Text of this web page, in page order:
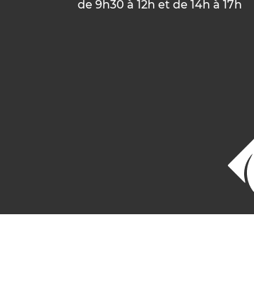
de 9h30 à 12h et de 14h à 17h